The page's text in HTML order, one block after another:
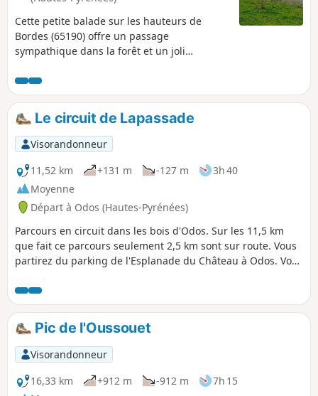
Cette petite balade sur les hauteurs de
Bordes (65190) offre un passage
sympathique dans la forêt et un joli
Le circuit de Lapassade
Visorandonneur
11,52 km
+131 m -127 m
3h 40
Moyenne
Départ à Odos (Hautes-Pyrénées)
Parcours en circuit dans les bois d'Odos. Sur les 11,5 km
que fait ce parcours seulement 2,5 km sont sur route. Vous
partirez du parking de l'Esplanade du Château à Odos. Vous
Passade, le Turon du Balabay, les Vignettes, le chemin de
crête au-dessus d'Hibarette. Le retour en descente passe
par Biouès, la Passade, le chemin d'Odos à Louey et celui de
Beyrède. Un dernier petit bout de route avant l'arrivée au
château. Agréable parcours à faire en marche nordique en
2h30 pour les plus sportifs ou à VTT en 1h30.
Pic de l'Oussouet
Visorandonneur
16,33 km
+912 m -912 m
7h 15